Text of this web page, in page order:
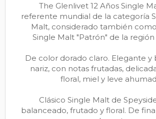
The Glenlivet 12 Años Single
referente mundial de la categoría
Malt, considerado también
Single Malt "Patrón" de la región
De color dorado claro. Elegante y
nariz, con notas frutadas,
floral, miel y leve
Clásico Single Malt de
balanceado, frutado y floral. De